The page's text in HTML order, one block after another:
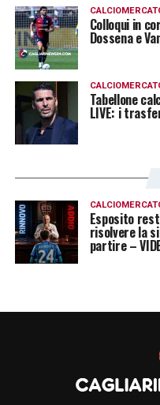
Colloqui in
Dossena e
Tabellone
LIVE: i
Esposito
risolvere la
partire –